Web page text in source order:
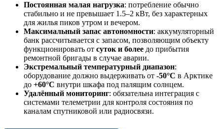
Постоянная малая нагрузка: потребление обычно
стабильно и не превышает 1.5–2 кВт, без характерных
для жилья пиков утром и вечером.
Максимальный запас автономности: аккумуляторный
банк рассчитывается с запасом, позволяющим объекту
функционировать от суток и более до прибытия
ремонтной бригады в случае аварии.
Экстремальный температурный диапазон:
оборудование должно выдерживать от -50°C в Арктике
до +60°C внутри шкафа под палящим солнцем.
Удалённый мониторинг: обязательна интеграция с
системами телеметрии для контроля состояния по
каналам спутниковой или радиосвязи.